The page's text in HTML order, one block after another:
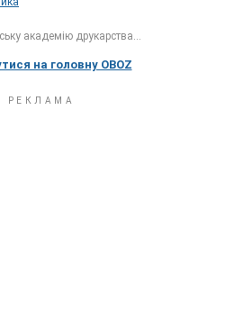
академію друкарства...
на головну OBOZ